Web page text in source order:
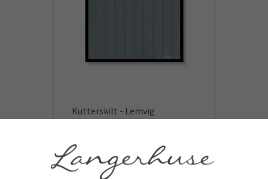
Kutterskilt - Lemvig
med Dannebrogsflag på grå
baggrund og med navnetrækket